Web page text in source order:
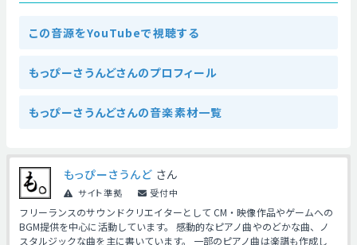
この音源をYouTubeで視聴する
もっぴーさうんどさんのプロフィール
もっぴーさうんどさんの音楽素材一覧
もっぴーさうんど さん
サイト準拠 受付中
フリーランスのサウンドクリエイターとして CM・映像作品やゲームへの
BGM提供を中心に活動しています。 感動的なピアノ曲やのどかな曲、ノ
スタルジックな曲を主に書いています。 一部のピアノ曲は楽譜も作成し